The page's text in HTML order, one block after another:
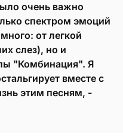
очень важно
спектром эмоций
от легкой
слез), но и
"Комбинация". Я
вместе с
этим песням, -